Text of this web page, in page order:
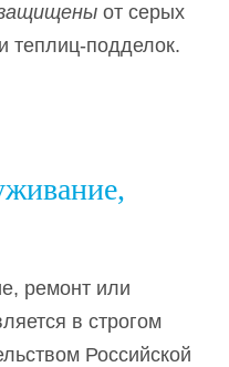
от серых
теплиц-подделок.
ремонт или
в строгом
Российской